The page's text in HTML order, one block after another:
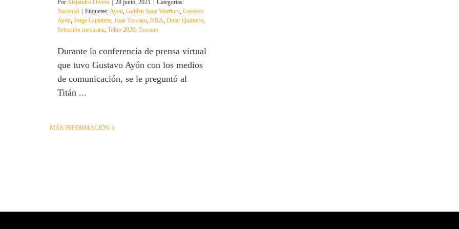
PorAlejandro Olvera 28 junio, 2021
Categorías:
Nacional
Etiquetas:Ayon, Golden State Warriors, Gustavo
Ayón, Jorge Gutierrez, Juan Toscano, NBA, Omar Quintero,
Selección mexicana, Tokio 2020, Toscano
Durante la conferencia de prensa virtual
que tuvo Gustavo Ayón con los medios
de comunicación, se le preguntó al
Titán ...
MÁS INFORMACIÓN